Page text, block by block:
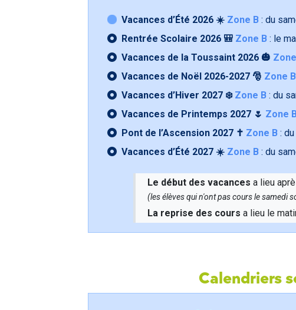
Vacances d’Été 2026 ☀️ Zone B: du
Rentrée Scolaire 2026 🎒 Zone B: le
Vacances de la Toussaint 2026 🎃
Vacances de Noël 2026-2027 🎅 Zone B
Vacances d’Hiver 2027 ❄️ Zone B: du
Vacances de Printemps 2027 🌷 Zone
Pont de l’Ascension 2027 ✝️ Zone B: du
Vacances d’Été 2027 ☀️ Zone B: du
Le début des vacances a lieu
(les élèves qui n'ont pas cours le samedi
La reprise des cours a lieu le
Calendriers